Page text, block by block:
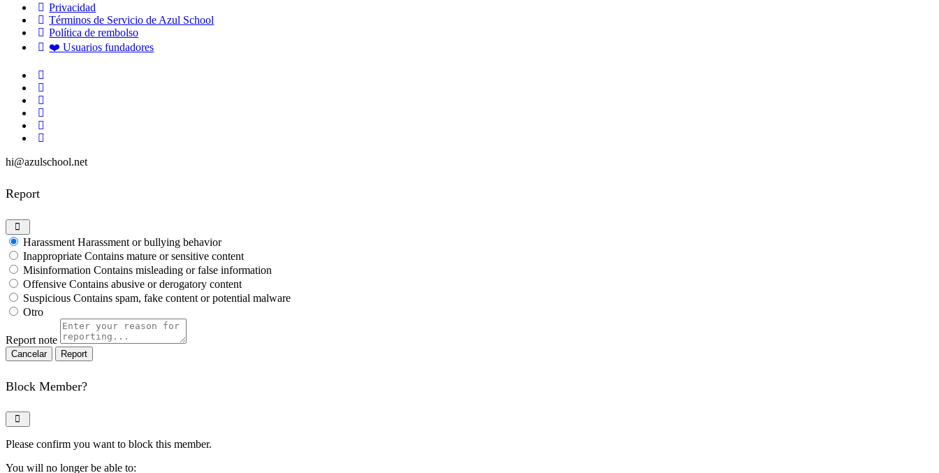
Privacidad
Términos de Servicio de Azul School
Política de rembolso
❤️ Usuarios fundadores
hi@azulschool.net
Report
Harassment Harassment or bullying behavior
Inappropriate Contains mature or sensitive content
Misinformation Contains misleading or false information
Offensive Contains abusive or derogatory content
Suspicious Contains spam, fake content or potential malware
Otro
Report note
Report
Block Member?
Please confirm you want to block this member.
You will no longer be able to: